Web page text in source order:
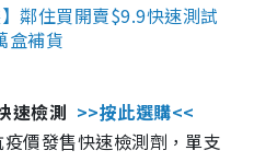
鄰住買開賣$9.9快速測試
盒補貨
速檢測 >>按此選購<<
價發售快速檢測劑，單支